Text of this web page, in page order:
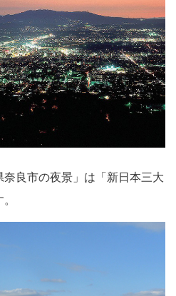
奈良市の夜景」は「新日本三大